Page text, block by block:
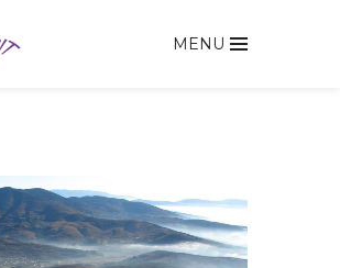
MENU